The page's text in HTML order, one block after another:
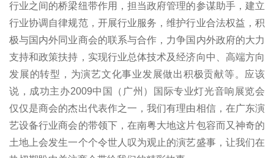
行业之间的桥梁纽带作用，担当政府管理的参谋助手，建立
行业协调自律规范，开展行业服务，维护行业合法权益，积
极与国内外同业商会的联系与合作，力争国内外政府的大力
支持和政策扶持，实现行业总体技术及经济向中、高端方向
发展的转型，为演艺文化事业发展做出积极贡献等。应该
说，成功主办2009中国（广州）国际专业灯光音响展览会
仅仅是商会的杰出代表作之一，我们有理由相信，在广东演
艺设备行业商会的带领下，在南粤大地这片包容而又神奇的
土地上会发生一个个令世人叹为观止的演艺盛事，让我们在